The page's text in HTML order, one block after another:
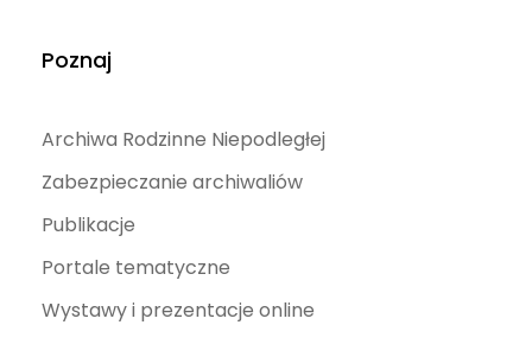
Poznaj
Archiwa Rodzinne Niepodległej
Zabezpieczanie archiwaliów
Publikacje
Portale tematyczne
Wystawy i prezentacje online